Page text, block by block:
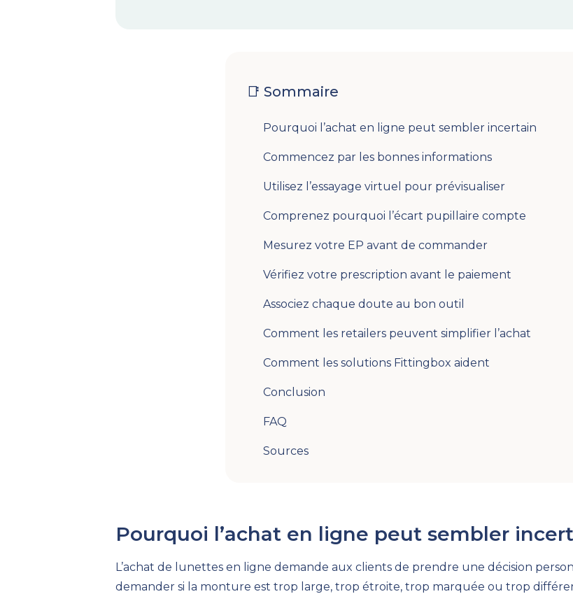
📑 Sommaire
Pourquoi l’achat en ligne peut sembler incertain
Commencez par les bonnes informations
Utilisez l’essayage virtuel pour prévisualiser
Comprenez pourquoi l’écart pupillaire compte
Mesurez votre EP avant de commander
Vérifiez votre prescription avant le paiement
Associez chaque doute au bon outil
Comment les retailers peuvent simplifier l’achat
Comment les solutions Fittingbox aident
Conclusion
FAQ
Sources
Pourquoi l’achat en ligne peut sembler
L’achat de lunettes en ligne demande aux clients de prendre une décision
demander si la monture est trop large, trop étroite, trop marquée ou trop